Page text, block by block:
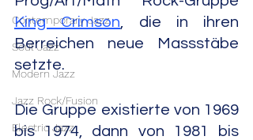
Contemporary Jazz
Soul Jazz
Modern Jazz
Jazz Rock/Fusion
Electric Jazz
King Crimson, die in ihren
Berreichen neue Massstäbe
setzte.
Die Gruppe existierte von 1969
bis 1974, dann von 1981 bis